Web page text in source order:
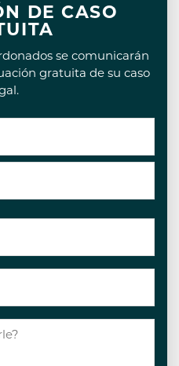
DE CASO
se comunicarán
gratuita de su caso